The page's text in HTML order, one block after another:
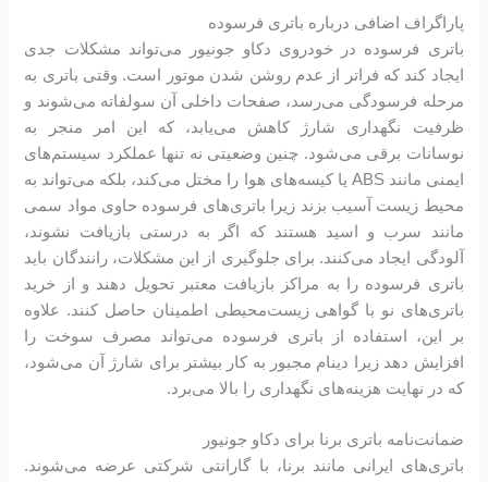
پاراگراف اضافی درباره باتری فرسوده
باتری فرسوده در خودروی دکاو جونیور می‌تواند مشکلات جدی
ایجاد کند که فراتر از عدم روشن شدن موتور است. وقتی باتری به
مرحله فرسودگی می‌رسد، صفحات داخلی آن سولفاته می‌شوند و
ظرفیت نگهداری شارژ کاهش می‌یابد، که این امر منجر به
نوسانات برقی می‌شود. چنین وضعیتی نه تنها عملکرد سیستم‌های
ایمنی مانند ABS یا کیسه‌های هوا را مختل می‌کند، بلکه می‌تواند به
محیط زیست آسیب بزند زیرا باتری‌های فرسوده حاوی مواد سمی
مانند سرب و اسید هستند که اگر به درستی بازیافت نشوند،
آلودگی ایجاد می‌کنند. برای جلوگیری از این مشکلات، رانندگان باید
باتری فرسوده را به مراکز بازیافت معتبر تحویل دهند و از خرید
باتری‌های نو با گواهی زیست‌محیطی اطمینان حاصل کنند. علاوه
بر این، استفاده از باتری فرسوده می‌تواند مصرف سوخت را
افزایش دهد زیرا دینام مجبور به کار بیشتر برای شارژ آن می‌شود،
که در نهایت هزینه‌های نگهداری را بالا می‌برد.
ضمانت‌نامه باتری برنا برای دکاو جونیور
باتری‌های ایرانی مانند برنا، با گارانتی شرکتی عرضه می‌شوند.